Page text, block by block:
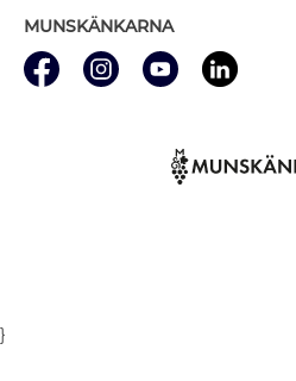
MUNSKÄNKARNA
}